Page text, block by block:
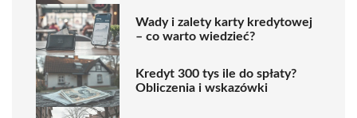
Wady i zalety karty kredytowej
– co warto wiedzieć?
Kredyt 300 tys ile do spłaty?
Obliczenia i wskazówki